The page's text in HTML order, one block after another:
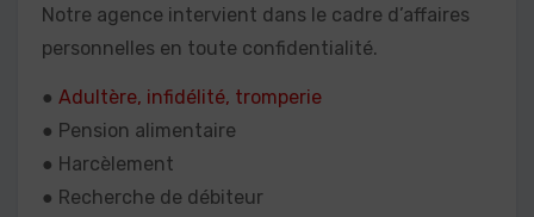
Notre agence intervient dans le cadre d’affaires
personnelles en toute confidentialité.
● Adultère, infidélité, tromperie
● Pension alimentaire
● Harcèlement
● Recherche de débiteur